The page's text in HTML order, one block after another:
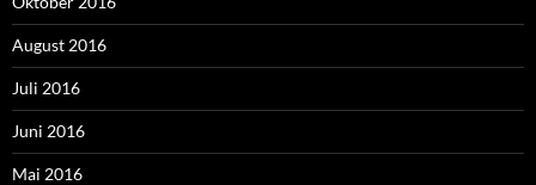
August 2016
Juli 2016
Juni 2016
Mai 2016